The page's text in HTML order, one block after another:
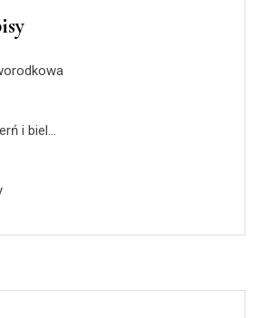
i biel…